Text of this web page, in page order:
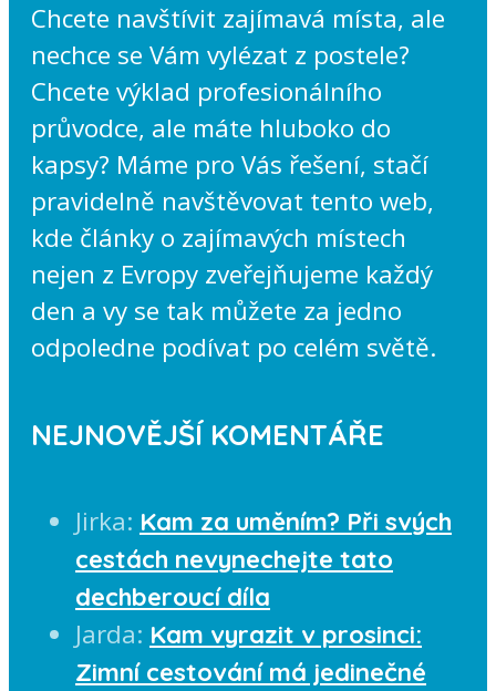
Chcete navštívit zajímavá místa, ale
nechce se Vám vylézat z postele?
Chcete výklad profesionálního
průvodce, ale máte hluboko do
kapsy? Máme pro Vás řešení, stačí
pravidelně navštěvovat tento web,
kde články o zajímavých místech
nejen z Evropy zveřejňujeme každý
den a vy se tak můžete za jedno
odpoledne podívat po celém světě.
NEJNOVĚJŠÍ KOMENTÁŘE
Jirka: Kam za uměním? Při svých
cestách nevynechejte tato
dechberoucí díla
Jarda: Kam vyrazit v prosinci:
Zimní cestování má jedinečné